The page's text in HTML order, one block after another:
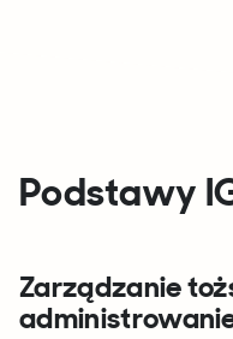
Podstawy
Zarządzanie